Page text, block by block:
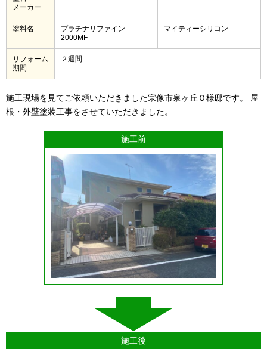
メーカー
塗料名
プラチナリファイン
2000MF
マイティーシリコン
リフォーム
期間
２週間
施工現場を見てご依頼いただきました宗像市泉ヶ丘Ｏ様邸です。 屋
根・外壁塗装工事をさせていただきました。
施工前
施工後